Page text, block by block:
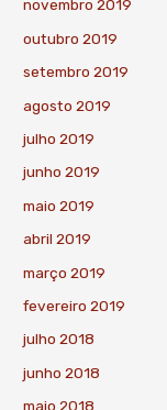
novembro 2019
outubro 2019
setembro 2019
agosto 2019
julho 2019
junho 2019
maio 2019
abril 2019
março 2019
fevereiro 2019
julho 2018
junho 2018
maio 2018